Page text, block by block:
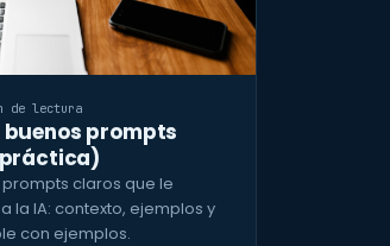
de lectura
prompts
claros que le
la IA: contexto, ejemplos y
con ejemplos.